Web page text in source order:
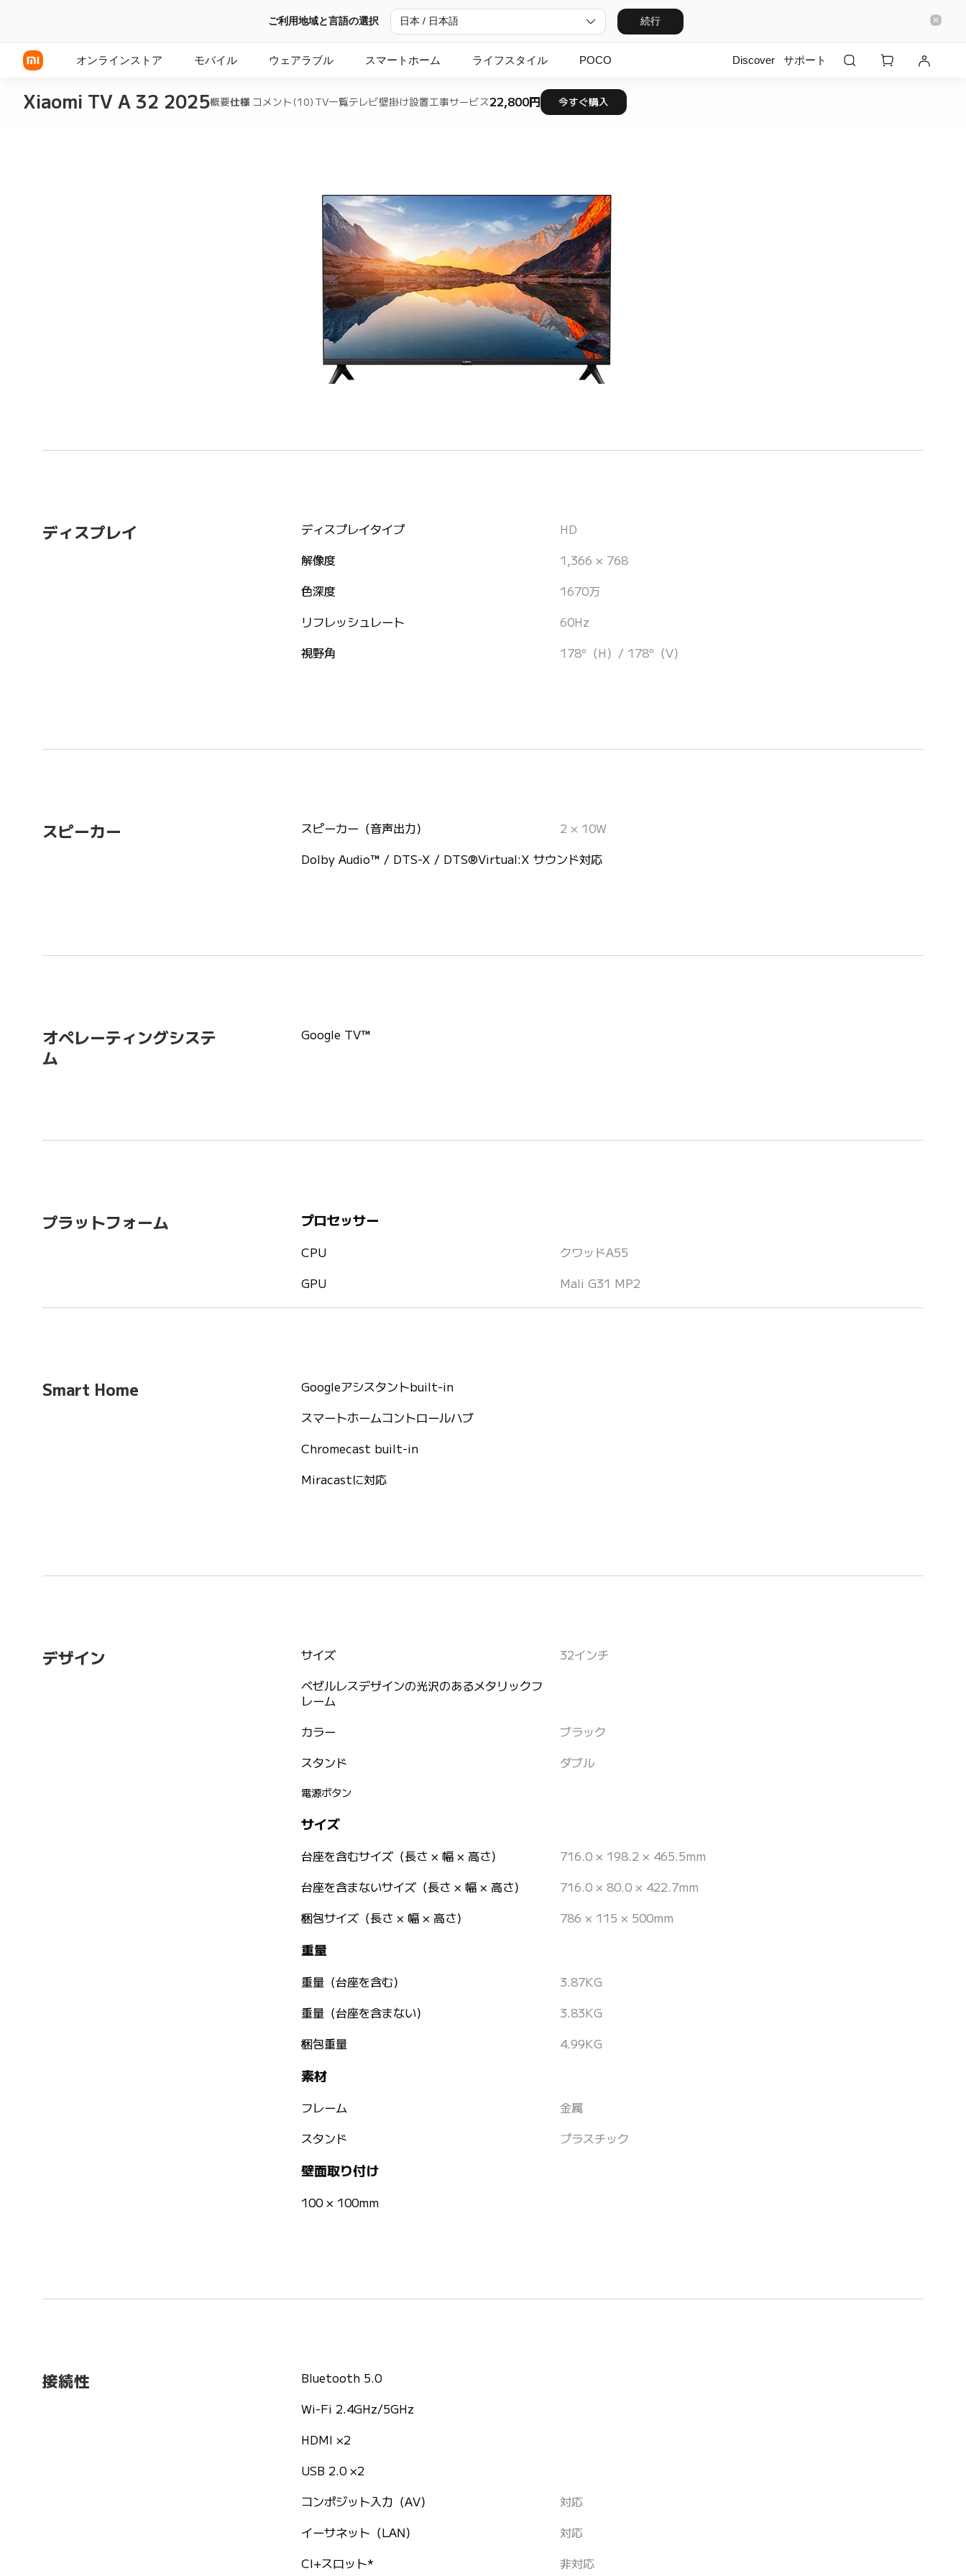
ご利用地域と言語の選択 日本 / 日本語 続行
オンラインストア モバイル ウェアラブル スマートホーム ライフスタイル POCO Discover サポート
Xiaomi TV A 32 2025概要仕様 コメント(10) TV一覧テレビ壁掛け設置工事サービス22,800円 今すぐ購入
ディスプレイ ディスプレイタイプ HD
解像度 1,366 × 768
色深度 1670万
リフレッシュレート 60Hz
視野角 178°（H）/ 178°（V）
スピーカー スピーカー（音声出力） 2 × 10W
Dolby Audio™ / DTS-X / DTS®Virtual:X サウンド対応
オペレーティングシステ
ム
Google TV™
プラットフォーム プロセッサー
CPU クワッドA55
GPU Mali G31 MP2
Smart Home Googleアシスタントbuilt-in
スマートホームコントロールハブ
Chromecast built-in
Miracastに対応
デザイン サイズ 32インチ
ベゼルレスデザインの光沢のあるメタリックフ
レーム
カラー ブラック
スタンド ダブル
電源ボタン
サイズ
台座を含むサイズ（長さ × 幅 × 高さ） 716.0 × 198.2 × 465.5mm
台座を含まないサイズ（長さ × 幅 × 高さ） 716.0 × 80.0 × 422.7mm
梱包サイズ（長さ × 幅 × 高さ） 786 × 115 × 500mm
重量
重量（台座を含む） 3.87KG
重量（台座を含まない） 3.83KG
梱包重量 4.99KG
素材
フレーム 金属
スタンド プラスチック
壁面取り付け
100 × 100mm
接続性 Bluetooth 5.0
Wi-Fi 2.4GHz/5GHz
HDMI ×2
USB 2.0 ×2
コンポジット入力（AV） 対応
イーサネット（LAN） 対応
CI+スロット* 非対応